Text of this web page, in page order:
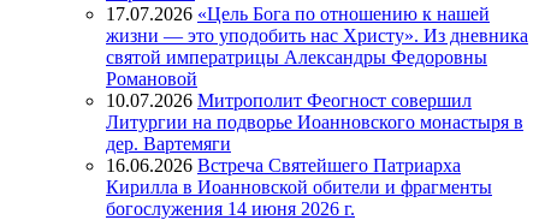
17.07.2026 «Цель Бога по отношению к нашей
жизни — это уподобить нас Христу». Из дневника
святой императрицы Александры Федоровны
Романовой
10.07.2026 Митрополит Феогност совершил
Литургии на подворье Иоанновского монастыря в
дер. Вартемяги
16.06.2026 Встреча Святейшего Патриарха
Кирилла в Иоанновской обители и фрагменты
богослужения 14 июня 2026 г.